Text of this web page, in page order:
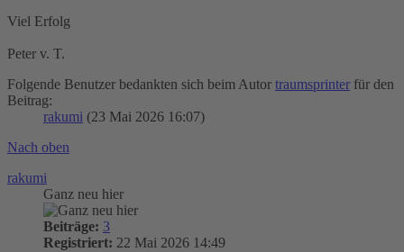
Viel Erfolg
Peter v. T.
Folgende Benutzer bedankten sich beim Autor traumsprinter für den
Beitrag:
rakumi (23 Mai 2026 16:07)
Nach oben
rakumi
Ganz neu hier
Beiträge: 3
Registriert: 22 Mai 2026 14:49